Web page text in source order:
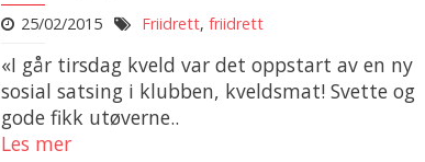
25/02/2015 Friidrett, friidrett
«I går tirsdag kveld var det oppstart av en ny
sosial satsing i klubben, kveldsmat! Svette og
gode fikk utøverne..
Les mer